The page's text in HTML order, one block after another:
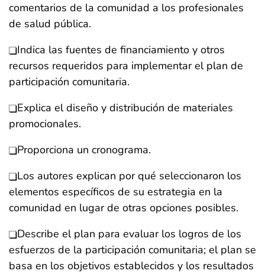
comentarios de la comunidad a los profesionales
de salud pública.
Indica las fuentes de financiamiento y otros
recursos requeridos para implementar el plan de
participación comunitaria.
Explica el diseño y distribución de materiales
promocionales.
Proporciona un cronograma.
Los autores explican por qué seleccionaron los
elementos específicos de su estrategia en la
comunidad en lugar de otras opciones posibles.
Describe el plan para evaluar los logros de los
esfuerzos de la participación comunitaria; el plan se
basa en los objetivos establecidos y los resultados